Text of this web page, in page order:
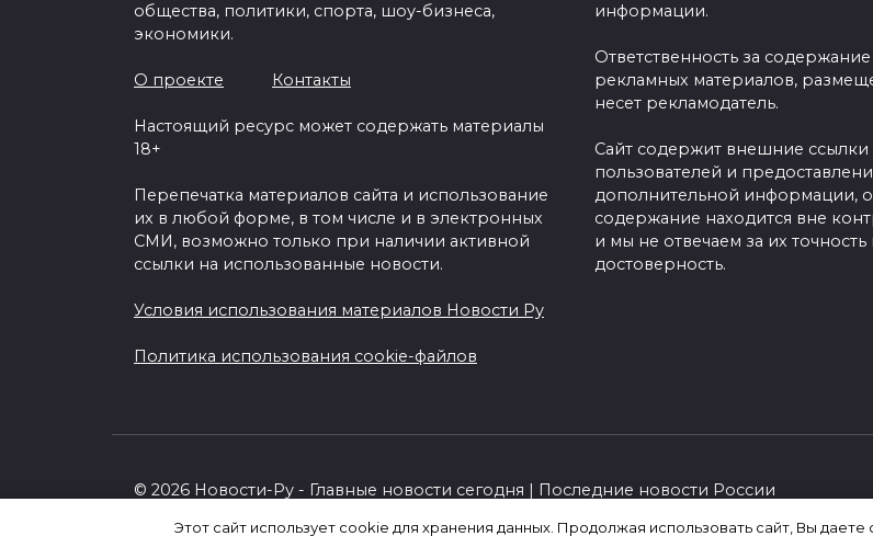
общества, политики, спорта, шоу-бизнеса,
экономики.
О проекте Контакты
Настоящий ресурс может содержать материалы
18+
Перепечатка материалов сайта и использование
их в любой форме, в том числе и в электронных
СМИ, возможно только при наличии активной
ссылки на использованные новости.
Условия использования материалов Новости Ру
Политика использования cookie-файлов
информации.
Ответственность за
рекламных материалов,
несет рекламодатель.
Сайт содержит внешние ссылки
пользователей и
дополнительной информации,
содержание находится вне
и мы не отвечаем за их точность
достоверность.
© 2026 Новости-Ру - Главные новости сегодня | Последние новости России
Этот сайт использует cookie для хранения данных. Продолжая использовать сайт, Вы